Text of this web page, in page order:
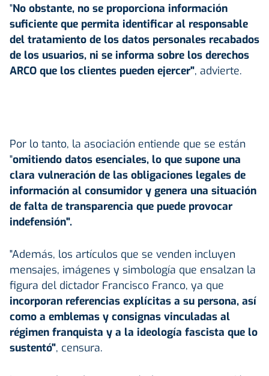
"No obstante, no se proporciona información
suficiente que permita identificar al responsable
del tratamiento de los datos personales recabados
de los usuarios, ni se informa sobre los derechos
ARCO que los clientes pueden ejercer", advierte.
Por lo tanto, la asociación entiende que se están
"omitiendo datos esenciales, lo que supone una
clara vulneración de las obligaciones legales de
información al consumidor y genera una situación
de falta de transparencia que puede provocar
indefensión".
"Además, los artículos que se venden incluyen
mensajes, imágenes y simbología que ensalzan la
figura del dictador Francisco Franco, ya que
incorporan referencias explícitas a su persona, así
como a emblemas y consignas vinculadas al
régimen franquista y a la ideología fascista que lo
sustentó", censura.